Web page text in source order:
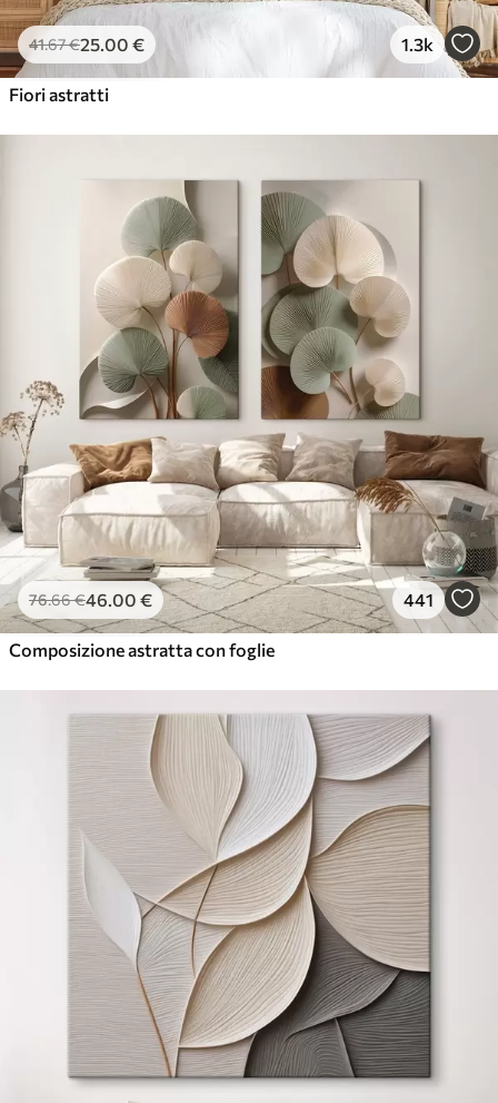
41.67€25.00 € 1.3k
Fiori astratti
76.66€46.00 € 441
Composizione astratta con foglie